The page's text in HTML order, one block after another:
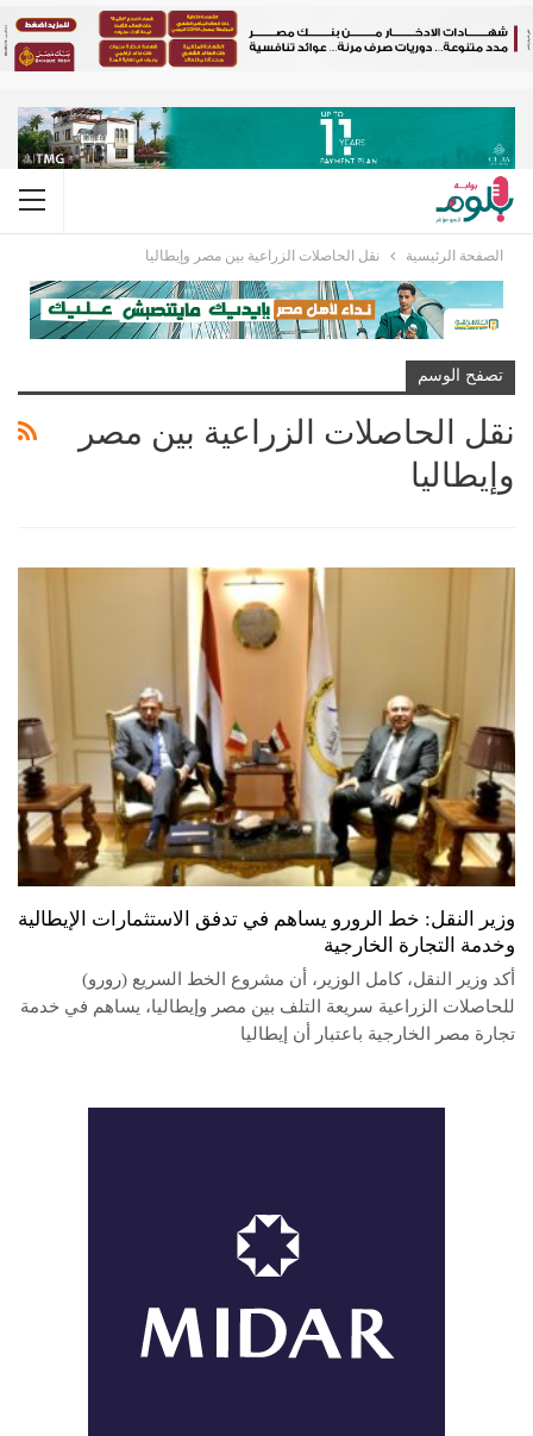
الصفحة الرئيسية نقل الحاصلات الزراعية بين مصر وإيطاليا
تصفح الوسم
نقل الحاصلات الزراعية بين مصر
وإيطاليا
وزير النقل: خط الرورو يساهم في تدفق الاستثمارات الإيطالية
وخدمة التجارة الخارجية
أكد وزير النقل، كامل الوزير، أن مشروع الخط السريع (رورو)
للحاصلات الزراعية سريعة التلف بين مصر وإيطاليا، يساهم في خدمة
تجارة مصر الخارجية باعتبار أن إيطاليا